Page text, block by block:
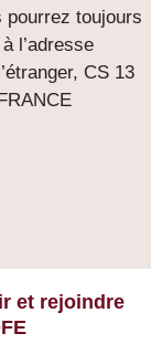
pourrez toujours
l’adresse
CS 13
et rejoindre